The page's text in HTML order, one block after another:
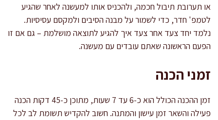
או תערובת תיבול חכמה, ולהכניס אותו למעשנה לאחר שהגיע
לטמפ' חדר, כדי לשמור על מבנה הסיבים ולמקסם עסיסיות.
נלמד יחד צעד אחר צעד איך להגיע לתוצאה מושלמת – גם אם זו
הפעם הראשונה שאתם עובדים עם מעשנה.
זמני הכנה
זמן ההכנה הכולל הוא כ-6 עד 7 שעות, מתוכן כ-45 דקות הכנה
פעילה והשאר זמן עישון והמתנה. חשוב להקדיש תשומת לב לכל